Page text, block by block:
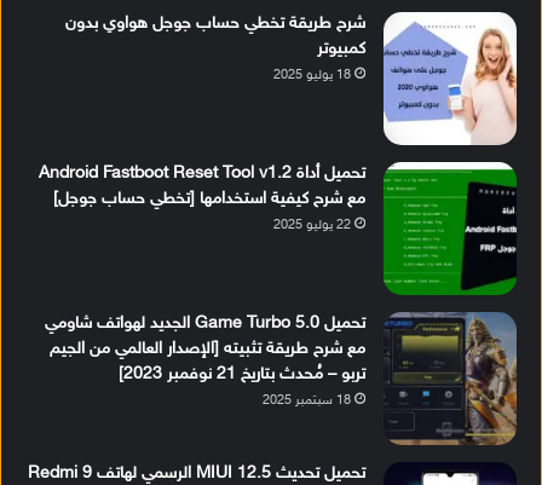
شرح طريقة تخطي حساب جوجل هواوي بدون
كمبيوتر
18 يوليو 2025
تحميل أداة Android Fastboot Reset Tool v1.2
مع شرح كيفية استخدامها [تخطي حساب جوجل]
22 يوليو 2025
تحميل Game Turbo 5.0 الجديد لهواتف شاومي
مع شرح طريقة تثبيته [الإصدار العالمي من الجيم
تربو – مُحدث بتاريخ 21 نوفمبر 2023]
18 سبتمبر 2025
تحميل تحديث MIUI 12.5 الرسمي لهاتف Redmi 9